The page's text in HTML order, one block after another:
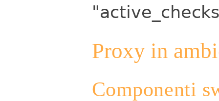
Proxy in
Componenti